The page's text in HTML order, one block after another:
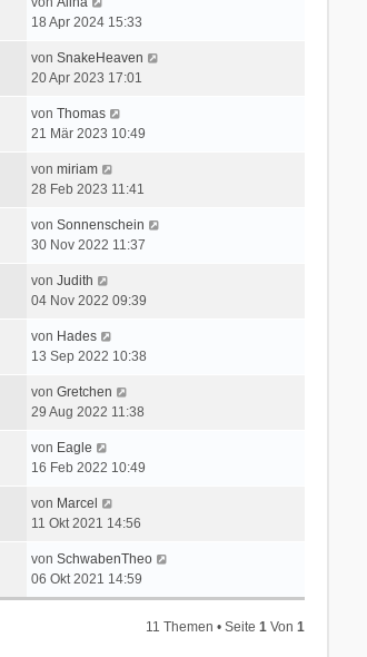
18 Apr 2024 15:33
von SnakeHeaven
20 Apr 2023 17:01
von Thomas
21 Mär 2023 10:49
von miriam
28 Feb 2023 11:41
von Sonnenschein
30 Nov 2022 11:37
von Judith
04 Nov 2022 09:39
von Hades
13 Sep 2022 10:38
von Gretchen
29 Aug 2022 11:38
von Eagle
16 Feb 2022 10:49
von Marcel
11 Okt 2021 14:56
von SchwabenTheo
06 Okt 2021 14:59
11 Themen • Seite1 Von1